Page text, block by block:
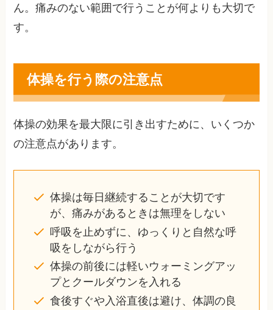
ん。痛みのない範囲で行うことが何よりも大切で
す。
体操を行う際の注意点
体操の効果を最大限に引き出すために、いくつか
の注意点があります。
体操は毎日継続することが大切です
が、痛みがあるときは無理をしない
呼吸を止めずに、ゆっくりと自然な呼
吸をしながら行う
体操の前後には軽いウォーミングアッ
プとクールダウンを入れる
食後すぐや入浴直後は避け、体調の良